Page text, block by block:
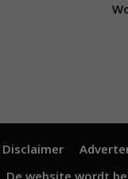
Disclaimer